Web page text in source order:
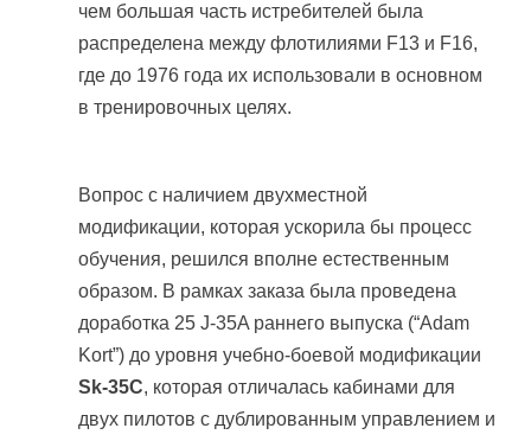
чем большая часть истребителей была
распределена между флотилиями F13 и F16,
где до 1976 года их использовали в основном
в тренировочных целях.
Вопрос с наличием двухместной
модификации, которая ускорила бы процесс
обучения, решился вполне естественным
образом. В рамках заказа была проведена
доработка 25 J-35A раннего выпуска (“Adam
Kort”) до уровня учебно-боевой модификации
Sk-35C, которая отличалась кабинами для
двух пилотов с дублированным управлением и